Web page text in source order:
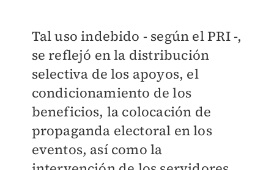
Tal uso indebido - según el PRI -,
se reflejó en la distribución
selectiva de los apoyos, el
condicionamiento de los
beneficios, la colocación de
propaganda electoral en los
eventos, así como la